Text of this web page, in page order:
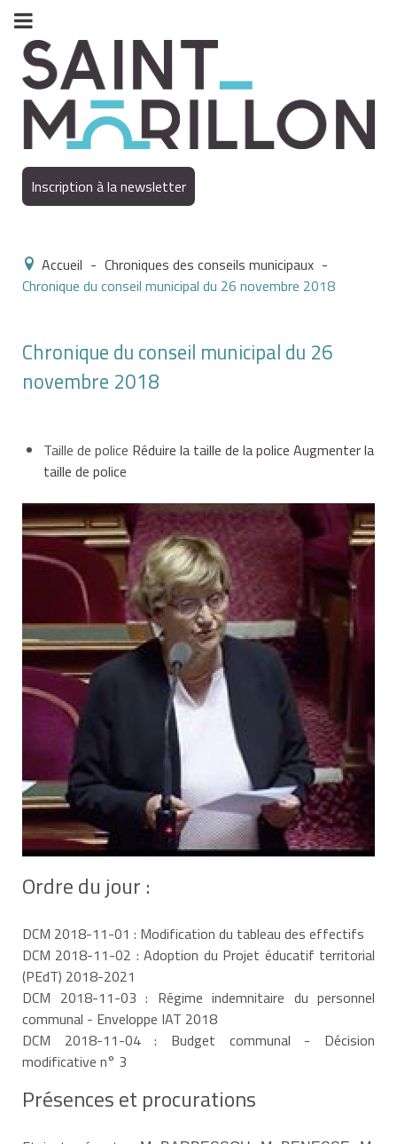
Inscription à la newsletter
Accueil - Chroniques des conseils municipaux -
Chronique du conseil municipal du 26 novembre 2018
Chronique du conseil municipal du 26
novembre 2018
Taille de police Réduire la taille de la police Augmenter la
taille de police
Ordre du jour :
DCM 2018-11-01 : Modification du tableau des effectifs
DCM 2018-11-02 : Adoption du Projet éducatif territorial
(PEdT) 2018-2021
DCM 2018-11-03 : Régime indemnitaire du personnel
communal - Enveloppe IAT 2018
DCM 2018-11-04 : Budget communal - Décision
modificative n° 3
Présences et procurations